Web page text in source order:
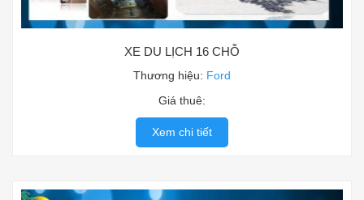
XE DU LỊCH 16 CHỖ
Thương hiệu: Ford
Giá thuê:
Xem chi tiết